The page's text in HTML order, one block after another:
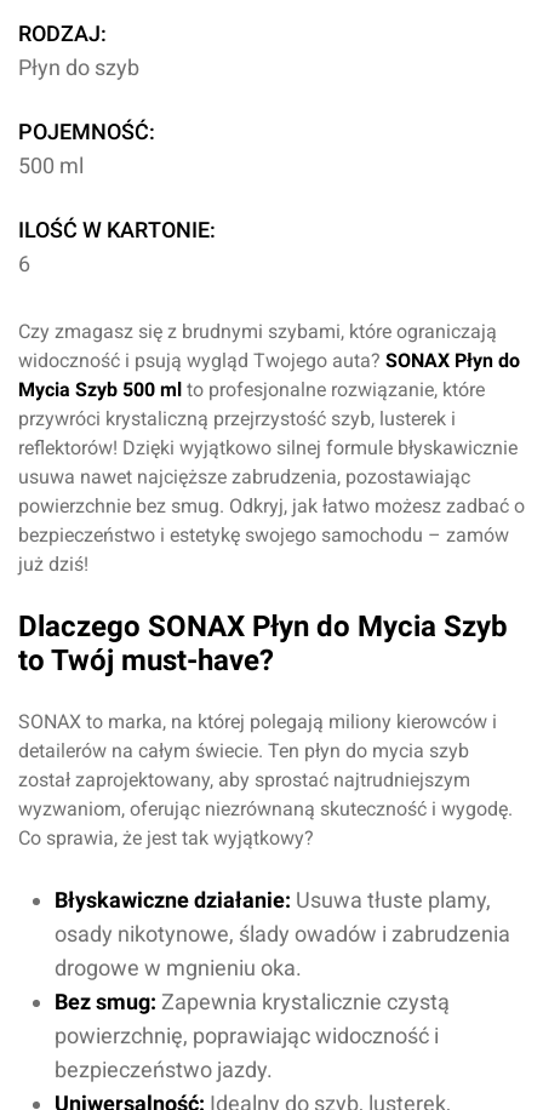
RODZAJ:
Płyn do szyb
POJEMNOŚĆ:
500 ml
ILOŚĆ W KARTONIE:
6
Czy zmagasz się z brudnymi szybami, które ograniczają
widoczność i psują wygląd Twojego auta? SONAX Płyn do
Mycia Szyb 500 ml to profesjonalne rozwiązanie, które
przywróci krystaliczną przejrzystość szyb, lusterek i
reflektorów! Dzięki wyjątkowo silnej formule błyskawicznie
usuwa nawet najcięższe zabrudzenia, pozostawiając
powierzchnie bez smug. Odkryj, jak łatwo możesz zadbać o
bezpieczeństwo i estetykę swojego samochodu – zamów
już dziś!
Dlaczego SONAX Płyn do Mycia Szyb
to Twój must-have?
SONAX to marka, na której polegają miliony kierowców i
detailerów na całym świecie. Ten płyn do mycia szyb
został zaprojektowany, aby sprostać najtrudniejszym
wyzwaniom, oferując niezrównaną skuteczność i wygodę.
Co sprawia, że jest tak wyjątkowy?
Błyskawiczne działanie: Usuwa tłuste plamy,
osady nikotynowe, ślady owadów i zabrudzenia
drogowe w mgnieniu oka.
Bez smug: Zapewnia krystalicznie czystą
powierzchnię, poprawiając widoczność i
bezpieczeństwo jazdy.
Uniwersalność: Idealny do szyb, lusterek,